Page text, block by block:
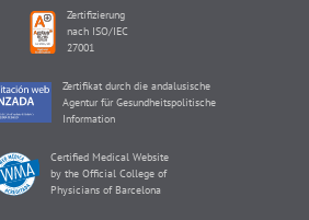
Zertifizierung
nach ISO/IEC
27001
Zertifikat durch die andalusische
Agentur für Gesundheitspolitische
Information
Certified Medical Website
by the Official College of
Physicians of Barcelona